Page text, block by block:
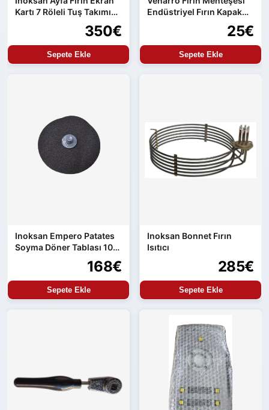
Kartı 7 Röleli Tuş Takımı
ve Güç Kartı Entegre350€
Sepete Ekle
Endüstriyel Fırın Kapak
Menteşesi Uyumlu Set25€
Sepete Ekle
Inoksan Empero Patates
Soyma Döner Tablası 10
kg Makine Uyumlu168€
Sepete Ekle
Inoksan Bonnet Fırın
Isıtıcı
285€
Sepete Ekle